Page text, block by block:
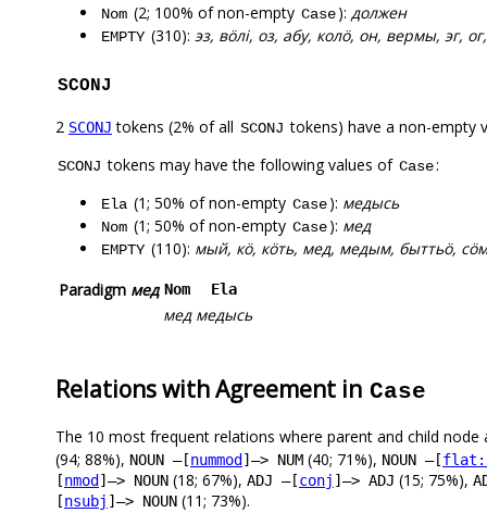
Nom (2; 100% of non-empty Case): должен
EMPTY (310): эз, вӧлі, оз, абу, колӧ, он, вермы, эг,
SCONJ
2 SCONJ tokens (2% of all SCONJ tokens) have a non-empty
SCONJ tokens may have the following values of Case:
Ela (1; 50% of non-empty Case): медысь
Nom (1; 50% of non-empty Case): мед
EMPTY (110): мый, кӧ, кӧть, мед, медым, быттьӧ,
Paradigm мед Nom Ela
мед медысь
Relations with Agreement in Case
The 10 most frequent relations where parent and child node
(94; 88%), NOUN –[nummod ]–> NUM (40; 71%), NOUN –[
[nmod ]–> NOUN (18; 67%), ADJ –[conj ]–> ADJ (15; 75%),
[nsubj ]–> NOUN (11; 73%).